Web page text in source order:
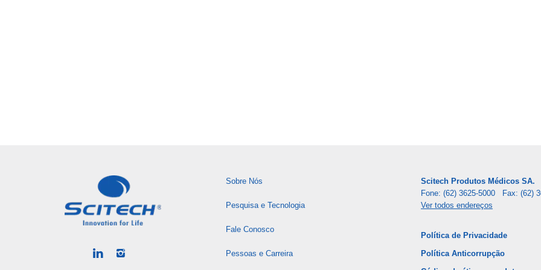
Sobre Nós
Pesquisa e Tecnologia
Fale Conosco
Pessoas e Carreira
Scitech Produtos Médicos SA.
Fone: (62) 3625-5000 Fax: (62)
Ver todos endereços
Política de Privacidade
Política Anticorrupção